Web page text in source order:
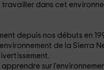
travailler dans cet
depuis nos débuts en
de la Sierra
sur